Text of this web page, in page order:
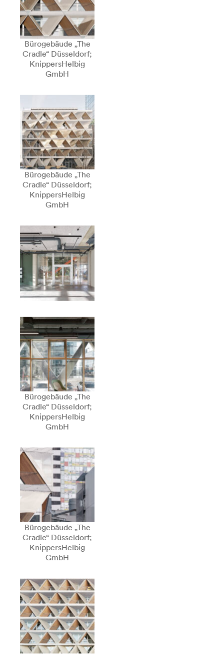
Bürogebäude „The
Cradle“ Düsseldorf;
KnippersHelbig
GmbH
Bürogebäude „The
Cradle“ Düsseldorf;
KnippersHelbig
GmbH
Bürogebäude „The
Cradle“ Düsseldorf;
KnippersHelbig
GmbH
Bürogebäude „The
Cradle“ Düsseldorf;
KnippersHelbig
GmbH